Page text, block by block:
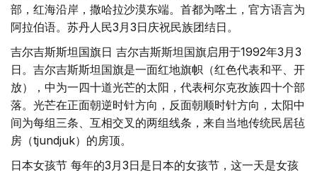
部，红海沿岸，撒哈拉沙漠东端。首都为喀土，官方语言为
阿拉伯语。苏丹人民3月3日庆祝民族团结日。
吉尔吉斯斯坦国旗日 吉尔吉斯斯坦国旗启用于1992年3月3
日。吉尔吉斯斯坦国旗是一面红地旗帜（红色代表和平、开
放），中为一四十道光芒的太阳，代表柯尔克孜族四十个部
落。光芒在正面朝逆时针方向，反面朝顺时针方向，太阳中
间为每组三条、互相交叉的两组线条，来自当地传统民居毡
房（tjundjuk）的房顶。
日本女孩节 每年的3月3日是日本的女孩节，这一天是女孩